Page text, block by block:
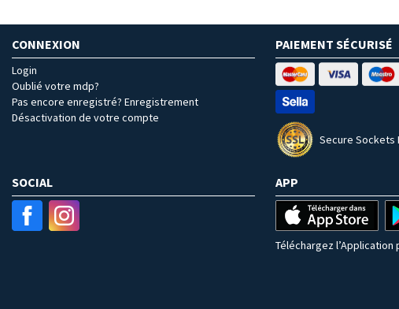
CONNEXION
Login
Oublié votre mdp?
Pas encore enregistré? Enregistrement
Désactivation de votre compte
PAIEMENT SÉCURISÉ
Secure Sockets
SOCIAL APP
Téléchargez